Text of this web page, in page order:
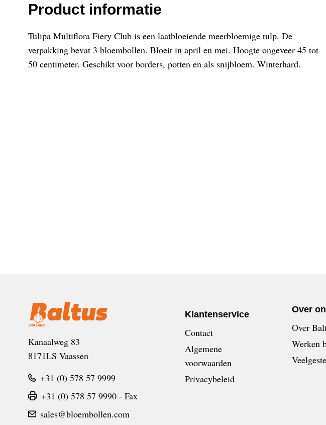
Product informatie
Tulipa Multiflora Fiery Club is een laatbloeiende meerbloemige tulp. De
verpakking bevat 3 bloembollen. Bloeit in april en mei. Hoogte ongeveer 45 tot
50 centimeter. Geschikt voor borders, potten en als snijbloem. Winterhard.
Kanaalweg 83
8171LS Vaassen
+31 (0) 578 57 9999
+31 (0) 578 57 9990 - Fax
sales@bloembollen.com
Klantenservice
Contact
Algemene
voorwaarden
Privacybeleid
Over
Over
Werken